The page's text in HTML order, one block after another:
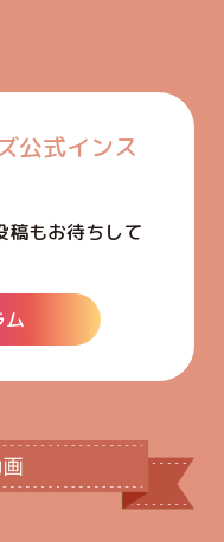
公式インス
稿もお待ちして
ム